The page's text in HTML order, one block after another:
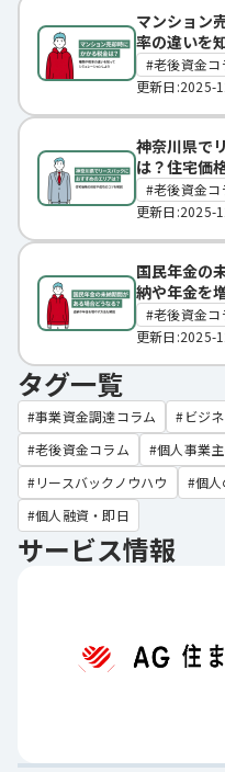
マンション
率の違いを
老後資金コ
更新日:2025-
神奈川県で
は？住宅価
老後資金コ
更新日:2025-
国民年金の
納や年金を
老後資金コ
更新日:2025-
タグ一覧
事業資金調達コラム ビジ
老後資金コラム
個人事業
リースバックノウハウ
個人
個人融資・即日
サービス情報